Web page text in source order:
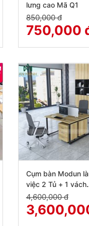
lưng cao Mã Q1
850,000 đ
750,000
Cụm bàn Modun
việc 2 Tủ + 1 vách
(120x120)
4,600,000 đ